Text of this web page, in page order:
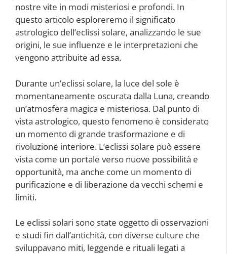
nostre vite in modi misteriosi e profondi. In
questo articolo esploreremo il significato
astrologico dell’eclissi solare, analizzando le sue
origini, le sue influenze e le interpretazioni che
vengono attribuite ad essa.
Durante un’eclissi solare, la luce del sole è
momentaneamente oscurata dalla Luna, creando
un’atmosfera magica e misteriosa. Dal punto di
vista astrologico, questo fenomeno è considerato
un momento di grande trasformazione e di
rivoluzione interiore. L’eclissi solare può essere
vista come un portale verso nuove possibilità e
opportunità, ma anche come un momento di
purificazione e di liberazione da vecchi schemi e
limiti.
Le eclissi solari sono state oggetto di osservazioni
e studi fin dall’antichità, con diverse culture che
sviluppavano miti, leggende e rituali legati a